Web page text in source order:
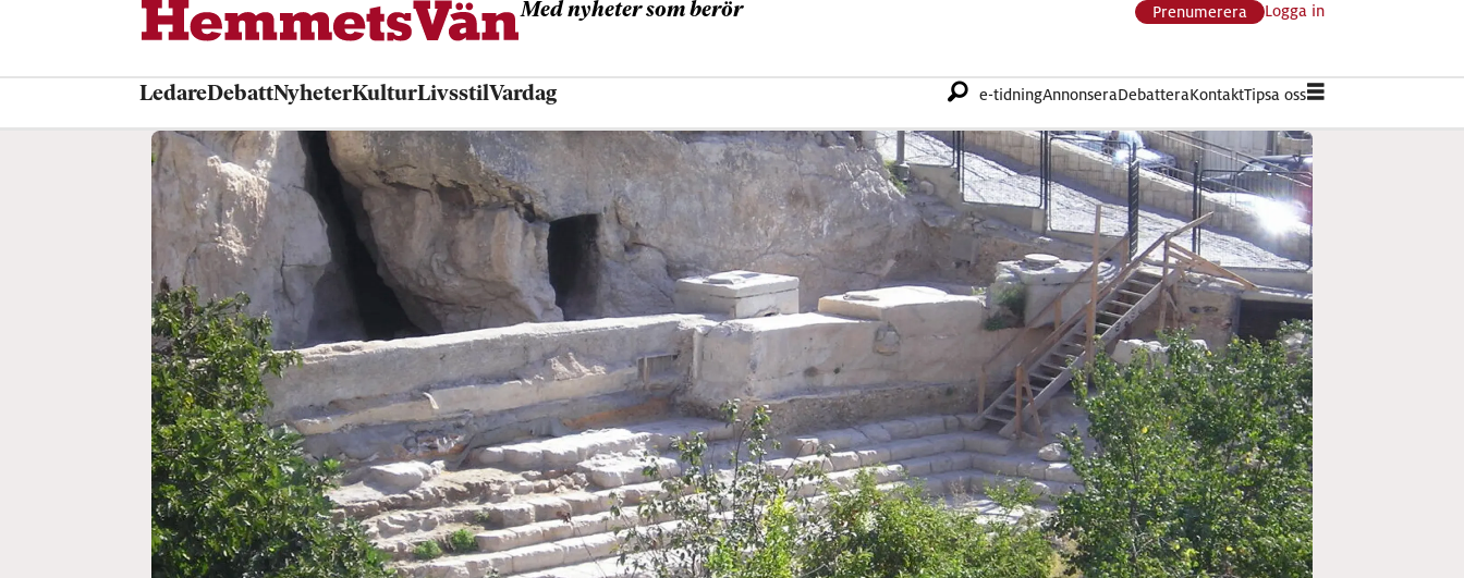
Med nyheter som berör Prenumerera Logga in
LedareDebattNyheterKulturLivsstilVardag e-tidningAnnonseraDebatteraKontaktTipsa oss